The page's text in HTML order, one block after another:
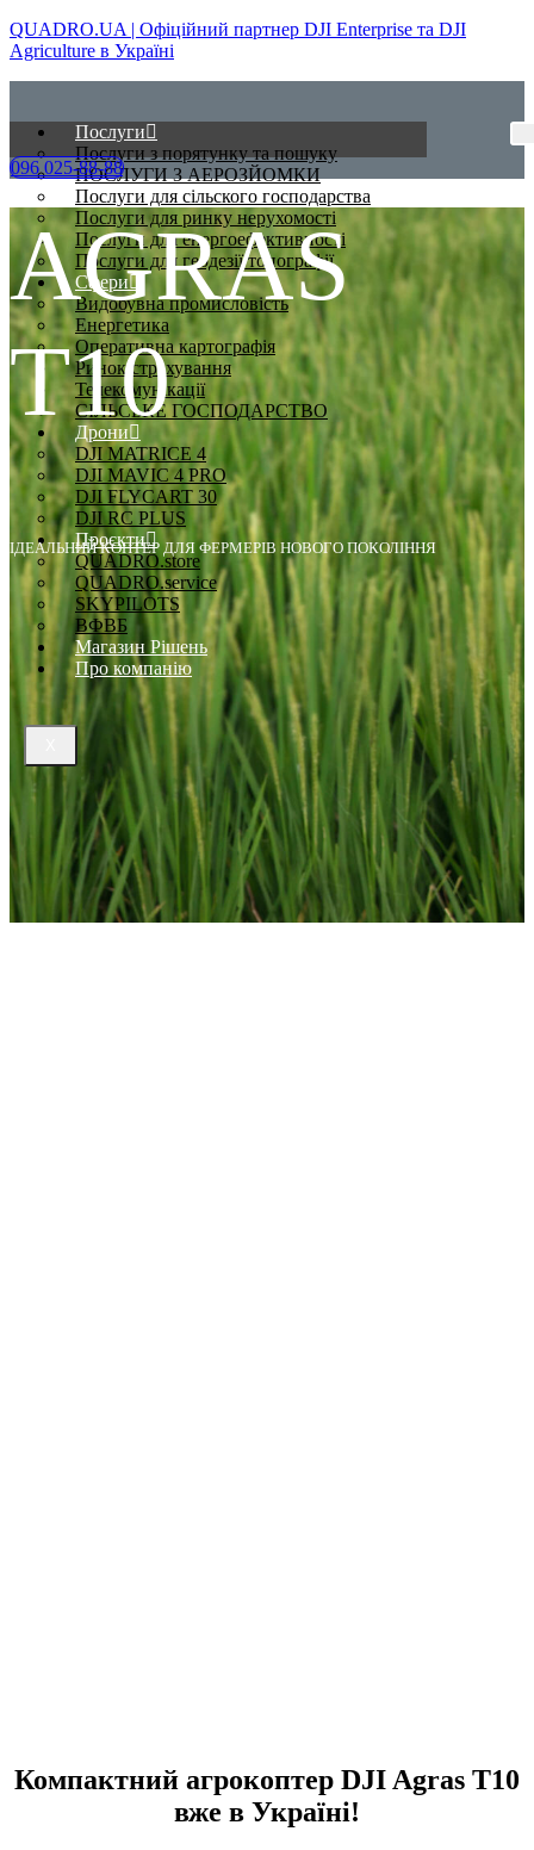
QUADRO.UA | Офіційний партнер DJI Enterprise та DJI
Agriculture в Україні
Послуги
Послуги з порятунку та пошуку
ПОСЛУГИ З АЕРОЗЙОМКИ
Послуги для сільского господарства
Послуги для ринку нерухомості
Послуги для енергоефективності
Послуги для геодезії/топографії
Сфери
Видобувна промисловість
Енергетика
Оперативна картографія
Ринок страхування
Телекомунікації
СІЛЬСЬКЕ ГОСПОДАРСТВО
Дрони
DJI MATRICE 4
DJI MAVIC 4 PRO
DJI FLYCART 30
DJI RC PLUS
Проєкти
QUADRO.store
QUADRO.service
SKYPILOTS
ВФВБ
Магазин Рішень
Про компанію
096 025-88-88
AGRAS
T10
ІДЕАЛЬНИЙ КОПТЕР ДЛЯ ФЕРМЕРІВ НОВОГО ПОКОЛІННЯ
Компактний агрокоптер DJI Agras T10
вже в Україні!